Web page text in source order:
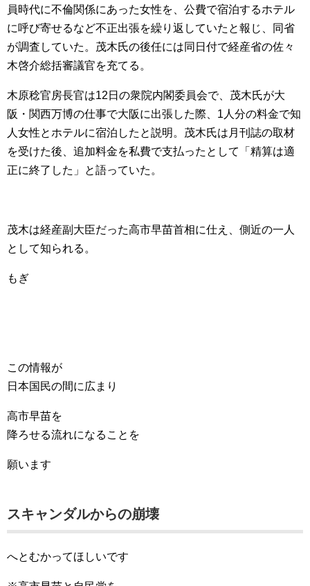
員時代に不倫関係にあった女性を、公費で宿泊するホテル
に呼び寄せるなど不正出張を繰り返していたと報じ、同省
が調査していた。茂木氏の後任には同日付で経産省の佐々
木啓介総括審議官を充てる。
木原稔官房長官は12日の衆院内閣委員会で、茂木氏が大
阪・関西万博の仕事で大阪に出張した際、1人分の料金で知
人女性とホテルに宿泊したと説明。茂木氏は月刊誌の取材
を受けた後、追加料金を私費で支払ったとして「精算は適
正に終了した」と語っていた。
茂木は経産副大臣だった高市早苗首相に仕え、側近の一人
として知られる。
もぎ
この情報が
日本国民の間に広まり
高市早苗を
降ろせる流れになることを
願います
スキャンダルからの崩壊
へとむかってほしいです